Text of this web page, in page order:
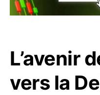
L’avenir
vers la